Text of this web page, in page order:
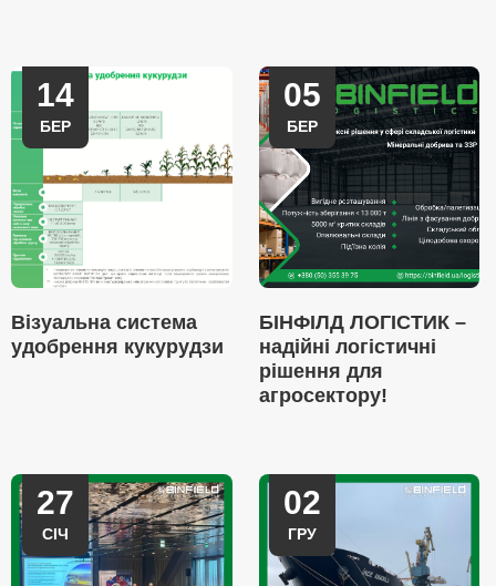
14
БЕР
Візуальна система
удобрення кукурудзи
05
БЕР
БІНФІЛД ЛОГІСТИК –
надійні логістичні
рішення для
агросектору!
27
СІЧ
02
ГРУ